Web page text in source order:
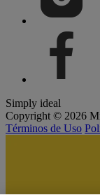
Simply ideal
Copyright © 2026
Términos de Uso